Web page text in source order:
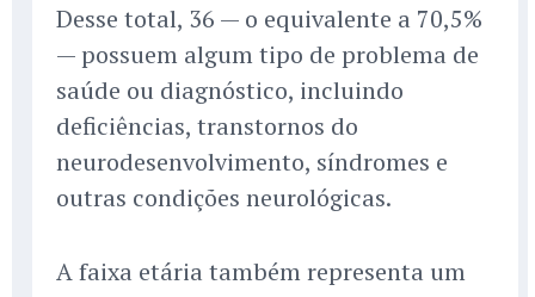
Desse total, 36 — o equivalente a 70,5%
— possuem algum tipo de problema de
saúde ou diagnóstico, incluindo
deficiências, transtornos do
neurodesenvolvimento, síndromes e
outras condições neurológicas.
A faixa etária também representa um